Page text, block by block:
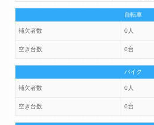
自転車
補欠者数 0人
空き台数 0台
バイク
補欠者数 0人
空き台数 0台